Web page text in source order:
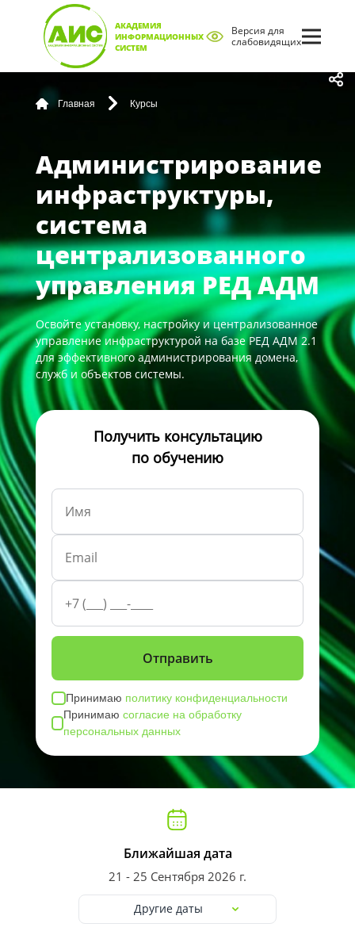
АКАДЕМИЯ
ИНФОРМАЦИОННЫХ
СИСТЕМ
Версия для
слабовидящих
Главная Курсы
Администрирование
инфраструктуры,
система
централизованного
управления РЕД АДМ
Освойте установку, настройку и централизованное
управление инфраструктурой на базе РЕД АДМ 2.1
для эффективного администрирования домена,
служб и объектов системы.
Получить консультацию
по обучению
Принимаю политику конфиденциальности
Принимаюсогласие на обработку
персональных данных
Ближайшая дата
21 - 25 Сентября 2026 г.
Другие даты